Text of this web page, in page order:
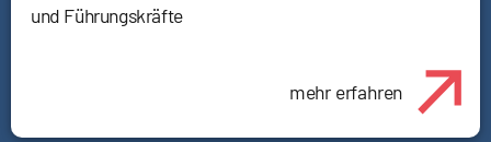
und Führungskräfte
mehr erfahren